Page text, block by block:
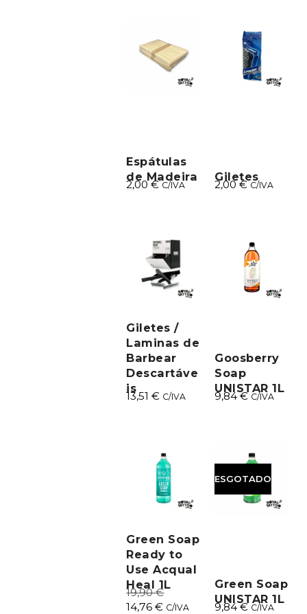
Espátulas
de Madeira
2,00€ C/IVA
Giletes
2,00€ C/IVA
Giletes /
Laminas de
Barbear
Descartáve
is ​​
13,51€ C/IVA
Goosberry
Soap
UNISTAR 1L
9,84€ C/IVA
Green Soap
Ready to
Use Acqual
Heal 1L
19,90€
14,76€ C/IVA
ESGOTADO
Green Soap
UNISTAR 1L
9,84€ C/IVA